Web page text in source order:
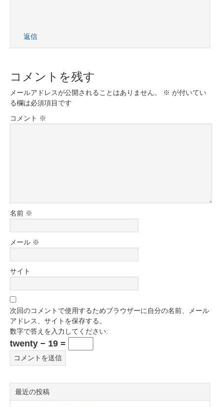
返信
コメントを残す
メールアドレスが公開されることはありません。 ※ が付いてい
る欄は必須項目です
コメント ※
名前 ※
メール ※
サイト
次回のコメントで使用するためブラウザーに自分の名前、メール
アドレス、サイトを保存する。
数字で答えを入力してください:
twenty − 19 =
最近の投稿